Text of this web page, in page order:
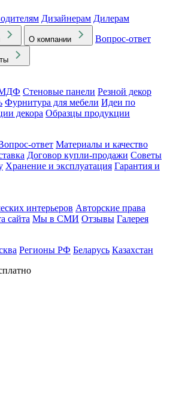
Дизайнерам Дилерам
О компании
Вопрос-ответ
МДФ Стеновые панели Резной декор
Фурнитура для мебели Идеи по
декора Образцы продукции
ответ Материалы и качество
Договор купли-продажи Советы
Хранение и эксплуатация Гарантия и
интерьеров Авторские права
сайта Мы в СМИ Отзывы Галерея
Регионы РФ Беларусь Казахстан